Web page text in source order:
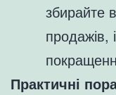
збирайте
продажів,
Практичні